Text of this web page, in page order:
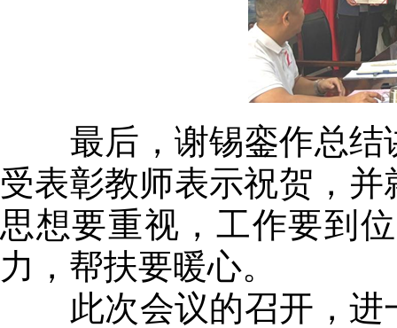
最后，谢锡銮作总结
受表彰教师表示祝贺，
思想要重视，工作要到
力，帮扶要暖心。
此次会议的召开，进